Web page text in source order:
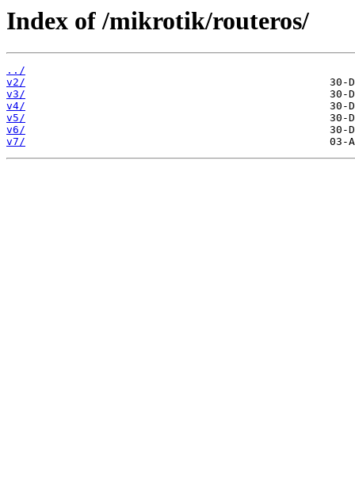
Index of /mikrotik/routeros/
../
v2/
v3/
v4/
v5/
v6/
v7/